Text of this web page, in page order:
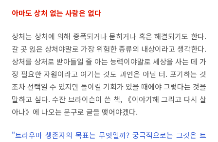
아마도 상처 없는 사람은 없다
상처는 상처에 의해 증폭되거나 묻히거나 혹은 해결되기도 한다.
갈 곳 잃은 상처야말로 가장 위험한 종류의 내상이라고 생각한다.
상처를 상처로 받아들일 줄 아는 능력이야말로 세상을 사는 데 가
장 필요한 자원이라고 여기는 것도 과언은 아닐 터. 포기하는 것
조차 선택일 수 있지만 돌이킬 기회가 있을 때에야 그렇다는 것을
말하고 싶다. 수잔 브라이슨이 쓴 책, 《이야기해 그리고 다시 살
아나》에 나오는 문구로 글을 맺어야겠다.
"트라우마 생존자의 목표는 무엇일까? 궁극적으로는 그것은 트